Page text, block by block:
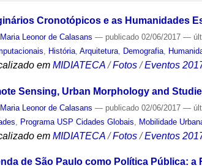
Cronotópicos e as Humanidades
Maria Leonor de Calasans — publicado 02/06/2017—
História ,Arquitetura Demografia
em MIDIATECA /Fotos /Eventos
Sensing, Urban Morphology and
Maria Leonor de Calasans — publicado 02/06/2017—
Programa USP Cidades Globais Mobilidade
em MIDIATECA /Fotos /Eventos
de São Paulo como Política Pública: